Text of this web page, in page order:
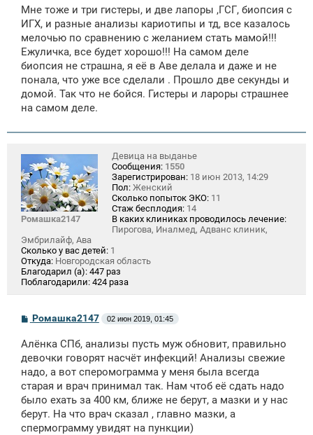
б
щ
н
и
Мне тоже и три гистеры, и две лапоры ,ГСГ, биопсия с
ИГХ, и разные анализы кариотипы и тд, все казалось
мелочью по сравнению с желанием стать мамой!!!
Ежуличка, все будет хорошо!!! На самом деле
биопсия не страшна, я её в Аве делала и даже и не
понала, что уже все сделали . Прошло две секунды и
домой. Так что не бойся. Гистеры и лароры страшнее
на самом деле.
Ромашка2147
Девица на выданье
Сообщения: 1550
Зарегистрирован: 18 июн 2013, 14:29
Пол: Женский
Сколько попыток ЭКО: 11
Стаж бесплодия: 14
В каких клиниках проводилось лечение:
Пирогова, Иналмед, Адванс клиник,
Эмбрилайф, Ава
Сколько у вас детей: 1
Откуда: Новгородская область
Благодарил (а): 447 раз
Поблагодарили: 424 раза
С
о
б
щ
н
и
Ромашка2147 02 июн 2019, 01:45
Алёнка СПб, анализы пусть муж обновит, правильно
девочки говорят насчёт инфекций! Анализы свежие
надо, а вот сперомограмма у меня была всегда
старая и врач принимал так. Нам чтоб её сдать надо
было ехать за 400 км, ближе не берут, а мазки и у нас
берут. На что врач сказал , главно мазки, а
спермограмму увидят на пункции)